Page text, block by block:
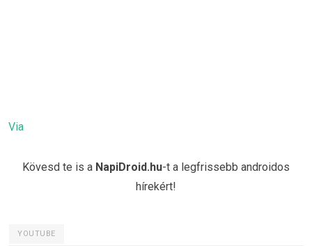
Via
Kövesd te is a NapiDroid.hu-t a legfrissebb androidos
hírekért!
YOUTUBE